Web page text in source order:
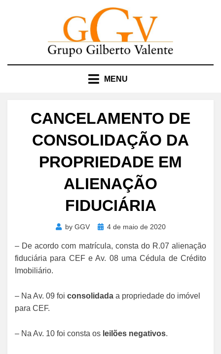
MENU
CANCELAMENTO DE
CONSOLIDAÇÃO DA
PROPRIEDADE EM
ALIENAÇÃO
FIDUCIÁRIA
by GGV
Posted
4 de maio de 2020
– De acordo com matrícula, consta do R.07 alienação
fiduciária para CEF e Av. 08 uma Cédula de Crédito
Imobiliário.
– Na Av. 09 foi consolidada a propriedade do imóvel
para CEF.
– Na Av. 10 foi consta os leilões negativos.